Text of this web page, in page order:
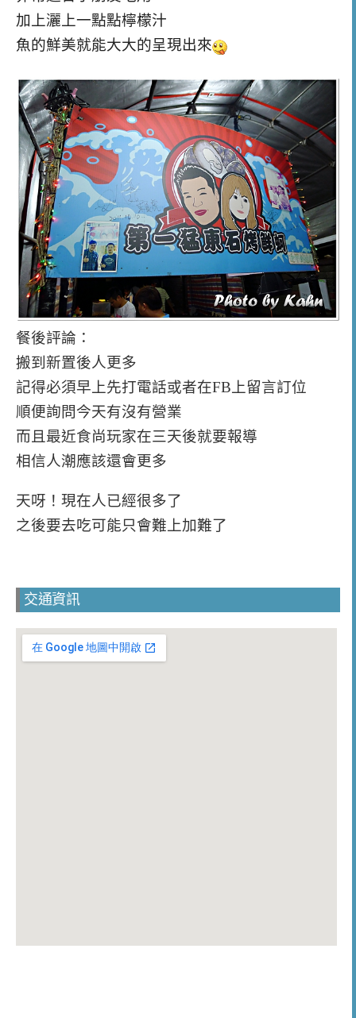
加上灑上一點點檸檬汁
魚的鮮美就能大大的呈現出來
餐後評論：
搬到新置後人更多
記得必須早上先打電話或者在FB上留言訂位
順便詢問今天有沒有營業
而且最近食尚玩家在三天後就要報導
相信人潮應該還會更多
天呀！現在人已經很多了
之後要去吃可能只會難上加難了
交通資訊